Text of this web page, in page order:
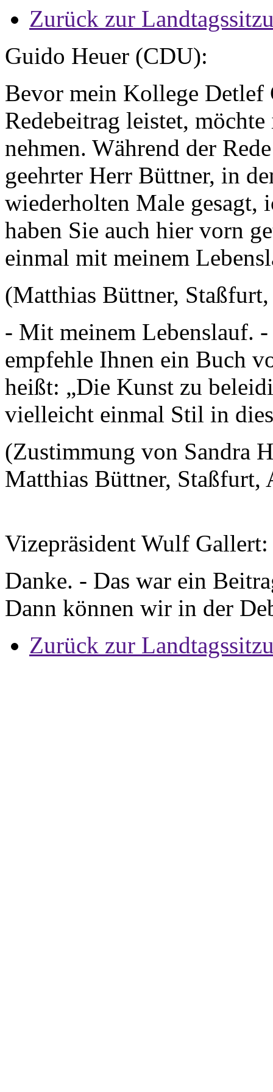
Zurück zur
Guido Heuer (CDU):
Bevor mein Kollege
Redebeitrag leistet,
nehmen. Während der
geehrter Herr Büttner, in
wiederholten Male gesagt,
haben Sie auch hier vorn
einmal mit meinem
(Matthias Büttner,
- Mit meinem Lebenslauf.
empfehle Ihnen ein Buch
heißt: „Die Kunst zu
vielleicht einmal Stil in
(Zustimmung von Sandra
Matthias Büttner, Staßfurt,
Vizepräsident Wulf Gallert:
Danke. - Das war ein
Dann können wir in der
Zurück zur